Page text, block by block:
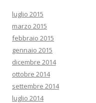
luglio 2015
marzo 2015
febbraio 2015
gennaio 2015
dicembre 2014
ottobre 2014
settembre 2014
luglio 2014